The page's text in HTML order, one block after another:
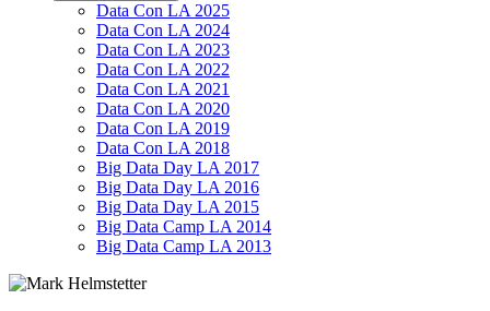
Data Con LA 2025
Data Con LA 2024
Data Con LA 2023
Data Con LA 2022
Data Con LA 2021
Data Con LA 2020
Data Con LA 2019
Data Con LA 2018
Big Data Day LA 2017
Big Data Day LA 2016
Big Data Day LA 2015
Big Data Camp LA 2014
Big Data Camp LA 2013